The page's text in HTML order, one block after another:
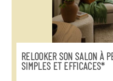
RELOOKER SON SALON À
SIMPLES ET EFFICACES*